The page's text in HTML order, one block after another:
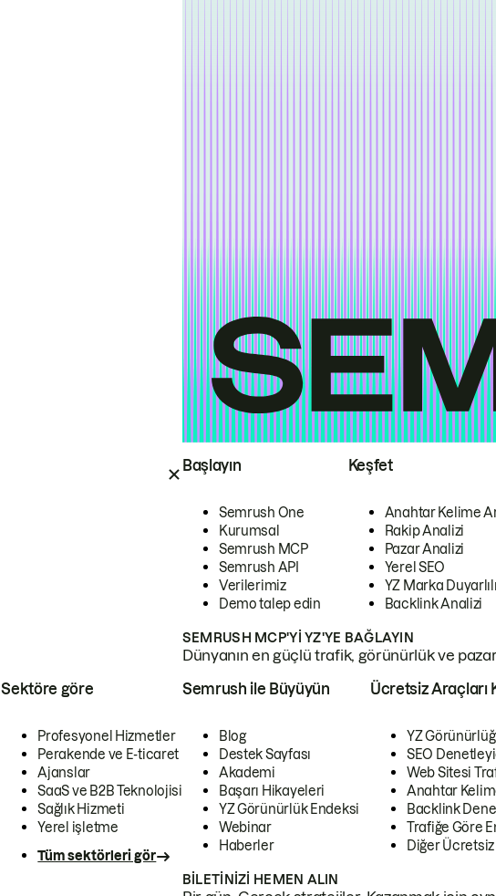
Başlayın
Semrush One
Kurumsal
Semrush MCP
Semrush API
Verilerimiz
Demo talep edin
Keşfet
Anahtar Kelime
Rakip Analizi
Pazar Analizi
Yerel SEO
YZ Marka
Backlink Analizi
SEMRUSH MCP'YI YZ'YE BAĞLAYIN
Dünyanın en güçlü trafik, görünürlük ve
Sektöre göre
Profesyonel Hizmetler
Perakende ve E-ticaret
Ajanslar
SaaS ve B2B Teknolojisi
Sağlık Hizmeti
Yerel işletme
Tüm sektörleri gör
Semrush ile Büyüyün
Blog
Destek Sayfası
Akademi
Başarı Hikayeleri
YZ Görünürlük Endeksi
Webinar
Haberler
Ücretsiz Araçları
YZ
SEO
Web Sitesi
Anahtar
Backlink
Trafiğe Göre
Diğer
BILETINIZI HEMEN ALIN